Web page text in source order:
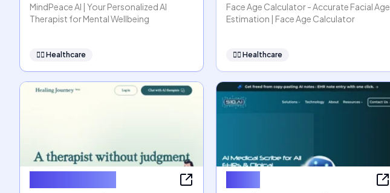
MindPeace AI | Your Personalized AI
Therapist for Mental Wellbeing
👩‍⚕️ Healthcare
Face Age Calculator - Accurate Facial Age
Estimation | Face Age Calculator
👩‍⚕️ Healthcare